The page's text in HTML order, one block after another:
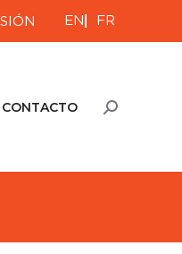
EN FR
CONTACTO Buscar:
CONTACTO